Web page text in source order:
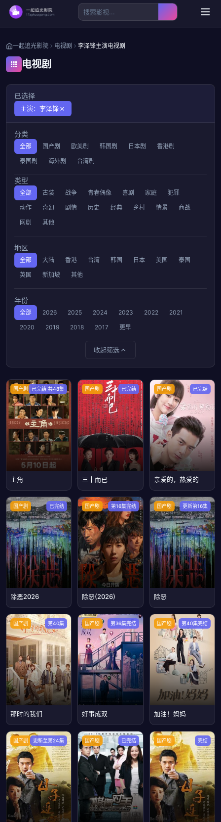
一起追光影院 电视剧 李泽锋主演电视剧
电视剧
已选择
主演：李泽锋
分类
全部 国产剧 欧美剧 韩国剧 日本剧
香港剧
泰国剧
海外剧 台湾剧
类型
全部 古装 战争 青春偶像 喜剧 家庭
犯罪
动作
奇幻 剧情 历史 经典 乡村 情景
商战
网剧
其他
地区
全部 大陆 香港 台湾 韩国 日本 美国
泰国
英国
新加坡 其他
年份
全部 2026 2025 2024 2023 2022
2021
2020
2019 2018 2017 更早
收起筛选
国产剧 已完结 共48集
主角
国产剧 已完结
三十而已
国产剧 已完结
亲爱的，热爱的
国产剧 已完结
除恶2026
国产剧 第16集完结
除恶(2026)
国产剧 更新第16集
除恶
国产剧 第40集
那时的我们
国产剧 第36集完结
好事成双
国产剧 第40集完结
加油！妈妈
国产剧 更新至第24集 国产剧 已完结 国产剧 完结